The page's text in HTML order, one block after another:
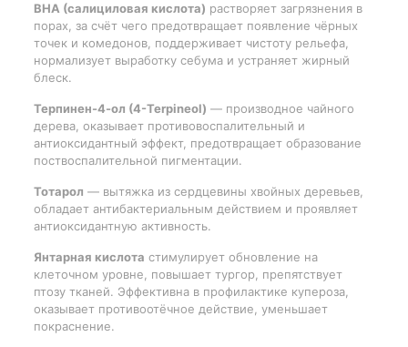
BHA (салициловая кислота) растворяет загрязнения в
порах, за счёт чего предотвращает появление чёрных
точек и комедонов, поддерживает чистоту рельефа,
нормализует выработку себума и устраняет жирный
блеск.
Терпинен-4-ол (4-Terpineol) — производное чайного
дерева, оказывает противовоспалительный и
антиоксидантный эффект, предотвращает образование
поствоспалительной пигментации.
Тотарол — вытяжка из сердцевины хвойных деревьев,
обладает антибактериальным действием и проявляет
антиоксидантную активность.
Янтарная кислота стимулирует обновление на
клеточном уровне, повышает тургор, препятствует
птозу тканей. Эффективна в профилактике купероза,
оказывает противоотёчное действие, уменьшает
покраснение.